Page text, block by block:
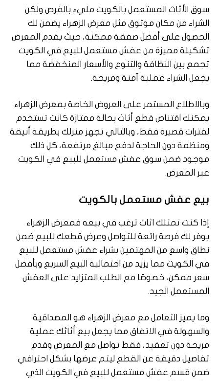
سوق الأثاث المستعمل بالكويت مليء بالفرص ولكن
الشراء من مكان موثوق مثل معرض الزهراء يضمن لك
الحصول على أفضل صفقة ممكنة، حيث يقدم المعرض
تشكيلة مميزة من عفش مستعمل للبيع في الكويت
تجمع بين النظافة والتنوع والأسعار المنخفضة مما
يجعل الشراء عملية آمنة ومريحة.
وبالاطلاع المستمر على العروض الخاصة بمعرض الزهراء
يمكنك اقتناص قطع أثاث بحالة ممتازة كانت تستخدم
لفترات قصيرة فقط، وبالتالي تجهز منزلك بطريقة أنيقة
ومنظمة دون الحاجة لدفع مبالغ مرتفعة، كل ذلك
موجود ضمن سوق عفش مستعمل للبيع في الكويت
عبر المعرض.
بيع عفش مستعمل بالكويت
إذا كنت تمتلك اثاث ترغب في بيعه فمعرض الزهراء
يوفر لك فرصة رائعة للتواصل وعرض قطعك للبيع ضمن
نطاق واسع من المهتمين بشراء عفش مستعمل للبيع
في الكويت مما يزيد من احتمالية البيع السريع وبأفضل
سعر ممكن، خصوصًا مع الطلب المتزايد على العفش
المستعمل الجيد.
وما يميز التعامل مع معرض الزهراء هو المصداقية
والسهولة في الاتفاق مما يجعل بيع أثاثك عملية
مريحة دون تعقيد، فقط تواصل مع المعرض وقدم
تفاصيل دقيقة عن القطع ليتم عرضها بشكل احترافي
ضمن قسم عفش مستعمل للبيع في الكويت الذي